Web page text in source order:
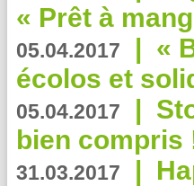
« Prêt à
05.04.2017 | «
écolos et
05.04.2017 |
bien compris
31.03.2017 |